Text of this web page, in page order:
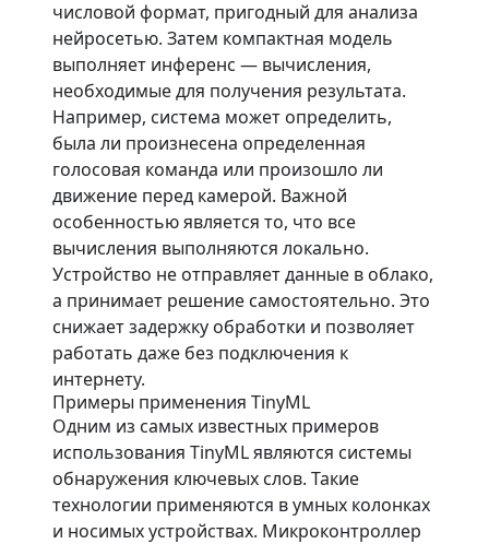
числовой формат, пригодный для анализа
нейросетью. Затем компактная модель
выполняет инференс — вычисления,
необходимые для получения результата.
Например, система может определить,
была ли произнесена определенная
голосовая команда или произошло ли
движение перед камерой. Важной
особенностью является то, что все
вычисления выполняются локально.
Устройство не отправляет данные в облако,
а принимает решение самостоятельно. Это
снижает задержку обработки и позволяет
работать даже без подключения к
интернету.
Примеры применения TinyML
Одним из самых известных примеров
использования TinyML являются системы
обнаружения ключевых слов. Такие
технологии применяются в умных колонках
и носимых устройствах. Микроконтроллер